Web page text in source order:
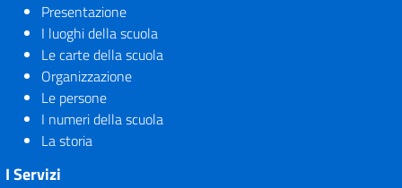
Presentazione
I luoghi della scuola
Le carte della scuola
Organizzazione
Le persone
I numeri della scuola
La storia
I Servizi